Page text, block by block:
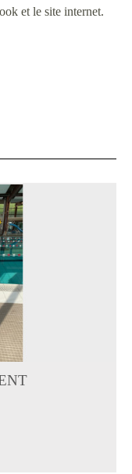
et le site internet.